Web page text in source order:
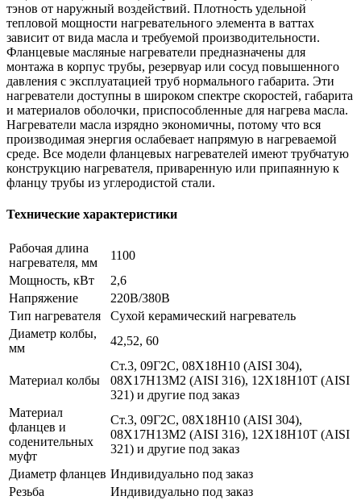
тэнов от наружный воздействий. Плотность удельной
тепловой мощности нагревательного элемента в ваттах
зависит от вида масла и требуемой производительности.
Фланцевые масляные нагреватели предназначены для
монтажа в корпус трубы, резервуар или сосуд повышенного
давления с эксплуатацией труб нормального габарита. Эти
нагреватели доступны в широком спектре скоростей, габарита
и материалов оболочки, приспособленные для нагрева масла.
Нагреватели масла изрядно экономичны, потому что вся
производимая энергия ослабевает напрямую в нагреваемой
среде. Все модели фланцевых нагревателей имеют трубчатую
конструкцию нагревателя, приваренную или припаянную к
фланцу трубы из углеродистой стали.
Технические характеристики
Рабочая длина
нагревателя, мм
1100
Мощность, кВт
2,6
Напряжение
220В/380В
Тип нагревателя
Сухой керамический нагреватель
Диаметр колбы,
мм
42,52, 60
Материал колбы
Ст.3, 09Г2С, 08Х18Н10 (AISI 304),
08Х17Н13М2 (AISI 316), 12Х18Н10Т (AISI
321) и другие под заказ
Материал
фланцев и
соденительных
муфт
Ст.3, 09Г2С, 08Х18Н10 (AISI 304),
08Х17Н13М2 (AISI 316), 12Х18Н10Т (AISI
321) и другие под заказ
Диаметр фланцев Индивидуально под заказ
Резьба
Индивидуально под заказ